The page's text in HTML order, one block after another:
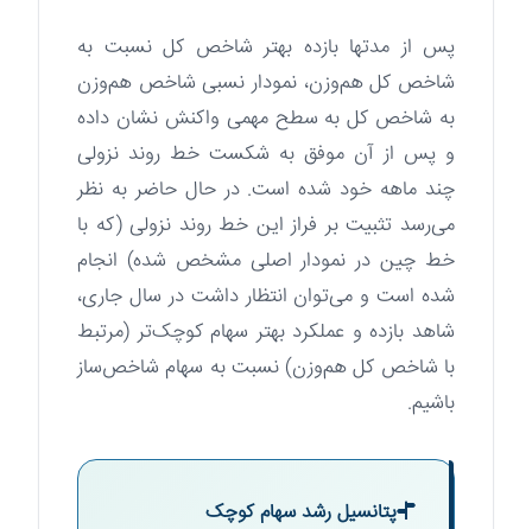
پس از مدتها بازده بهتر شاخص کل نسبت به
شاخص کل هم‌وزن، نمودار نسبی شاخص هم‌وزن
به شاخص کل به سطح مهمی واکنش نشان داده
و پس از آن موفق به شکست خط روند نزولی
چند ماهه خود شده است. در حال حاضر به نظر
می‌رسد تثبیت بر فراز این خط روند نزولی (که با
خط چین در نمودار اصلی مشخص شده) انجام
شده است و می‌توان انتظار داشت در سال جاری،
شاهد بازده و عملکرد بهتر سهام کوچک‌تر (مرتبط
با شاخص کل هم‌وزن) نسبت به سهام شاخص‌ساز
باشیم.
پتانسیل رشد سهام کوچک